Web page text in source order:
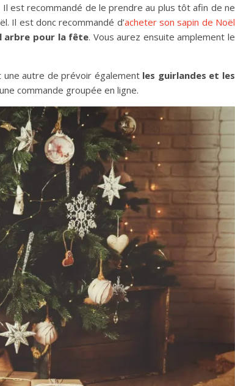
est recommandé de le prendre au plus tôt afin de ne
Il est donc recommandé d’acheter son sapin de Noël
arbre pour la fête. Vous aurez ensuite amplement le
une autre de prévoir également les guirlandes et les
commande groupée en ligne.